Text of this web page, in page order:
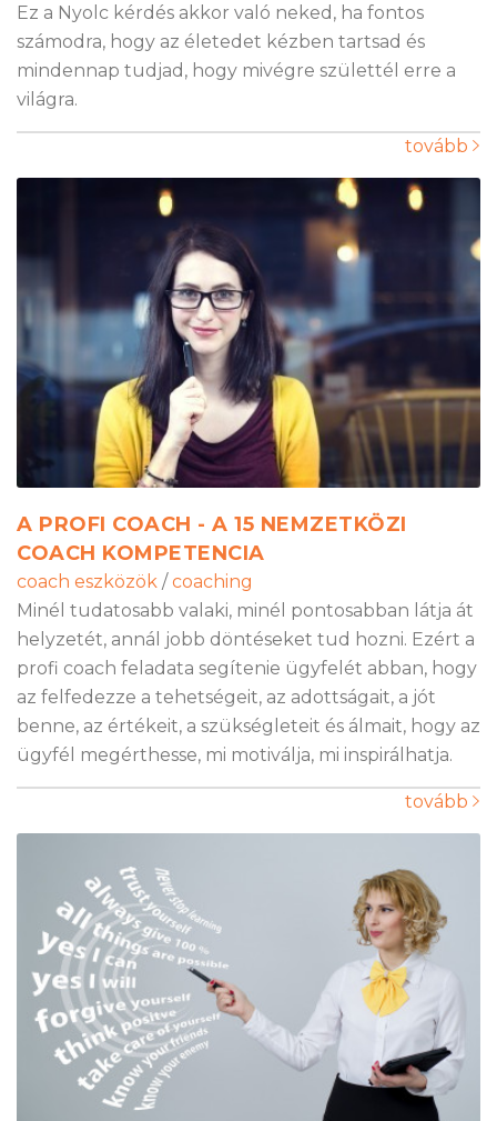
Ez a Nyolc kérdés akkor való neked, ha fontos
számodra, hogy az életedet kézben tartsad és
mindennap tudjad, hogy mivégre születtél erre a
világra.
tovább
A PROFI COACH - A 15 NEMZETKÖZI
COACH KOMPETENCIA
coach eszközök / coaching
Minél tudatosabb valaki, minél pontosabban látja át
helyzetét, annál jobb döntéseket tud hozni. Ezért a
profi coach feladata segítenie ügyfelét abban, hogy
az felfedezze a tehetségeit, az adottságait, a jót
benne, az értékeit, a szükségleteit és álmait, hogy az
ügyfél megérthesse, mi motiválja, mi inspirálhatja.
tovább